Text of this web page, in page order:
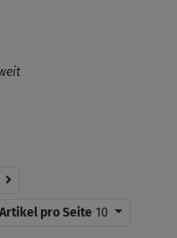
Artikel pro Seite 10